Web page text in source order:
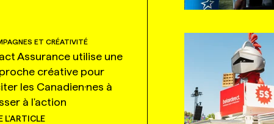
ET CRÉATIVITÉ
Assurance utilise une
créative pour
les Canadien·nes à
à l'action
L'ARTICLE